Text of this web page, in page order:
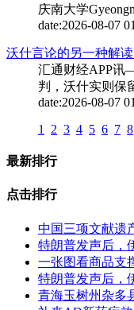
庆南大学
date:2026-08-07
沃什言论的另一种解
汇通财经APP讯
判，沃什实则保
date:2026-08-07
1
2 3 4 5 6 7 8
最新排行
点击排行
中国三项文献遗
特朗普发声后，
一张图看商品支
特朗普发声后，
青海玉树州杂多